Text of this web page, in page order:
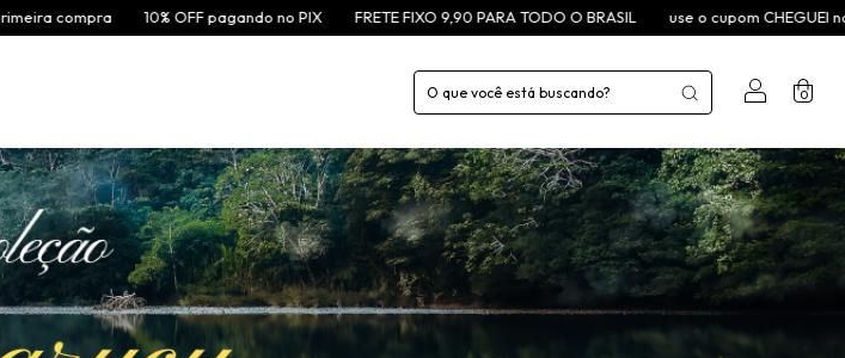
10% OFF pagando no PIX FRETE FIXO 9,90 PARA TODO O BRASIL use o cupom CHEGUEI na
0